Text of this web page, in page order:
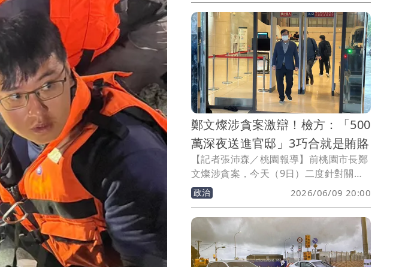
電塔實戰訓練及特殊場域危害辨識等項目
展開深度合作，結合消防特搜專業與電力
技術能量，共同打造更完善的高空特殊救
援防護體系，提升第一線救災安全與應變
能力。
鄭文燦涉貪案激辯！檢方：「500
萬深夜送進官邸」3巧合就是賄賂
【記者張沛森／桃園報導】前桃園市長鄭
文燦涉貪案，今天（9日）二度針對關鍵
證人、鴻展公司董事長廖俊松進行交叉詰
問，然廖在關鍵問題上答非所問，顧左右
而言他，旁聽民眾狠酸「有意識的亂
講」！鄭文燦律師團也指廖證詞反覆矛
盾，完全戳破起訴書中「對價關係」的認
定。公訴主任檢察官吳昇峰則稱，法律看
政治 2026/06/09 20:00